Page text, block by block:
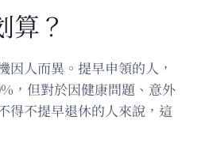
算？
因人而異。提早申領的人，
，但對於因健康問題、意外
得不提早退休的人來說，這